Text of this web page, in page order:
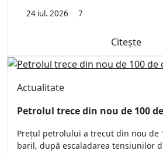
24 iul. 2026 7
Citește
Actualitate
Petrolul trece din nou de 100
Prețul petrolului a trecut din nou de
baril, după escaladarea tensiunilor